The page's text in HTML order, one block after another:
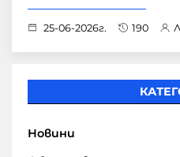
25-06-2026г. 190
Новини